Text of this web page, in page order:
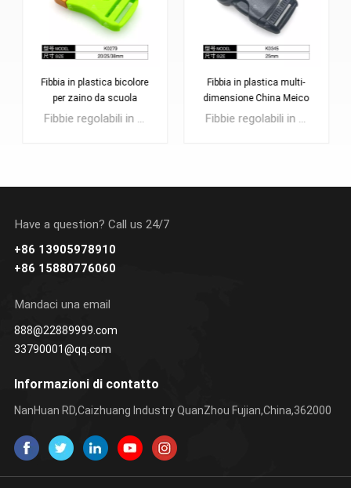
Fibbia in plastica multi-
dimensione China Meico
per zaino
SAPERNE DI
Accessori per valigie con
fibbie rapide regolabili
multi-dimensione
Have a question? Call us 24/7
+86 13905978910
+86 15880776060
Mandaci una email
888@22889999.com
33790001@qq.com
Informazioni di contatto
NanHuan RD,Caizhuang Industry QuanZhou Fujian,China,362000